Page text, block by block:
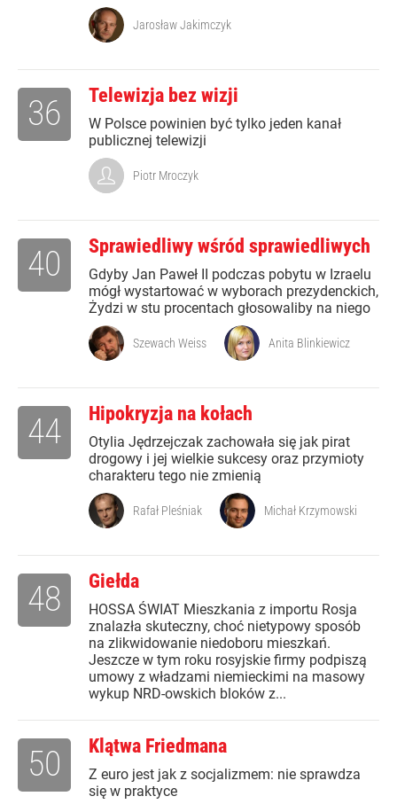
Jarosław Jakimczyk
Telewizja bez wizji
W Polsce powinien być tylko jeden kanał
publicznej telewizji
36
Piotr Mroczyk
Sprawiedliwy wśród sprawiedliwych
Gdyby Jan Paweł II podczas pobytu w Izraelu
mógł wystartować w wyborach prezydenckich,
Żydzi w stu procentach głosowaliby na niego
40
Szewach Weiss Anita Blinkiewicz
Hipokryzja na kołach
Otylia Jędrzejczak zachowała się jak pirat
drogowy i jej wielkie sukcesy oraz przymioty
charakteru tego nie zmienią
44
Rafał Pleśniak Michał Krzymowski
Giełda
HOSSA ŚWIAT Mieszkania z importu Rosja
znalazła skuteczny, choć nietypowy sposób
na zlikwidowanie niedoboru mieszkań.
Jeszcze w tym roku rosyjskie firmy podpiszą
umowy z władzami niemieckimi na masowy
wykup NRD-owskich bloków z...
48
Klątwa Friedmana
Z euro jest jak z socjalizmem: nie sprawdza
się w praktyce
50